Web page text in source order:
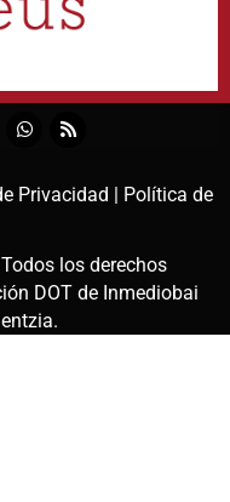
Privacidad | Política de
los derechos
DOT de Inmediobai
.